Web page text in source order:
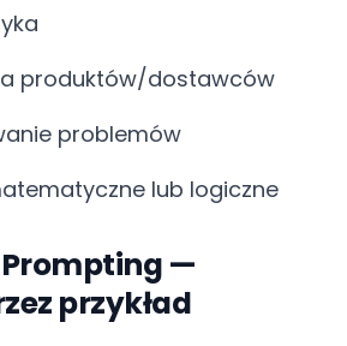
produktów/dostawców
problemów
lub logiczne
—
przykład